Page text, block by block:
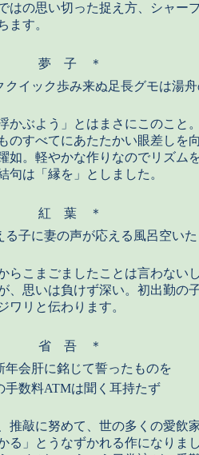
はの思い切った捉え方、シャー
ます。
夢 子 ＊
クイック歩み来ぬ足長グモは湯
かぶよう」とはまさにこのこと
のすべてにあたたかい眼差しを
如。軽やかな作りなのでリズム
句は「縁を」としました。
紅 葉 ＊
る子に妻の声が応える風呂空い
らこまごましたことは言わない
、思いは負けず深い。初出勤の
ワリと伝わります。
省 吾 ＊
年会肝に銘じて誓ったものを
手数料ATMは聞く耳持たず
推敲に努めて、世の多くの愛飲
る」とうなずかれる作になりま